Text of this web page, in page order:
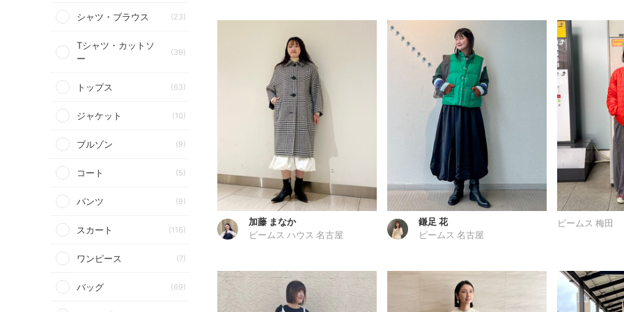
シャツ・ブラウス (23)
Tシャツ・カットソ
ー
(39)
トップス (63)
ジャケット (10)
ブルゾン (9)
コート (5)
パンツ (9)
スカート (116)
ワンピース (7)
バッグ (69)
加藤 まなか
ビームス ハウス 名古屋
鎌足 花
ビームス 名古屋
ビームス 梅田